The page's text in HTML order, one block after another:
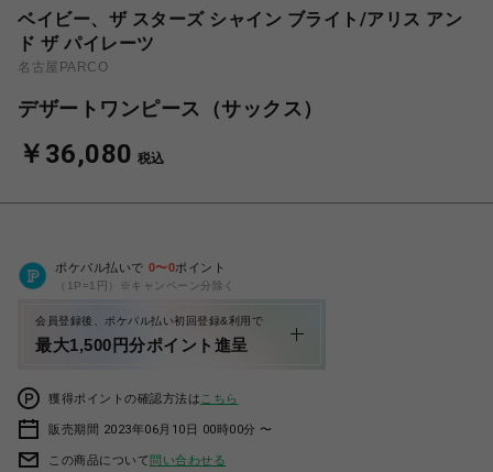
ベイビー、ザ スターズ シャイン ブライト/アリス アン
ド ザ パイレーツ
名古屋PARCO
デザートワンピース（サックス）
￥36,080 税込
ポケパル払いで 0〜0ポイント
（1P=1円）※キャンペーン分除く
会員登録後、ポケパル払い初回登録&利用で
最大1,500円分ポイント進呈
獲得ポイントの確認方法は こちら
販売期間 2023年06月10日 00時00分 〜
この商品について問い合わせる